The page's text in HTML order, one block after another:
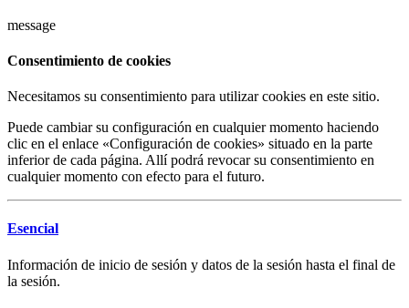
message
Consentimiento de cookies
Necesitamos su consentimiento para utilizar cookies en este sitio.
Puede cambiar su configuración en cualquier momento haciendo
clic en el enlace «Configuración de cookies» situado en la parte
inferior de cada página. Allí podrá revocar su consentimiento en
cualquier momento con efecto para el futuro.
Esencial
Información de inicio de sesión y datos de la sesión hasta el final de
la sesión.